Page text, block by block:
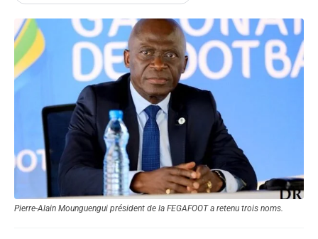
Pierre-Alain Mounguengui président de la FEGAFOOT a retenu trois noms.